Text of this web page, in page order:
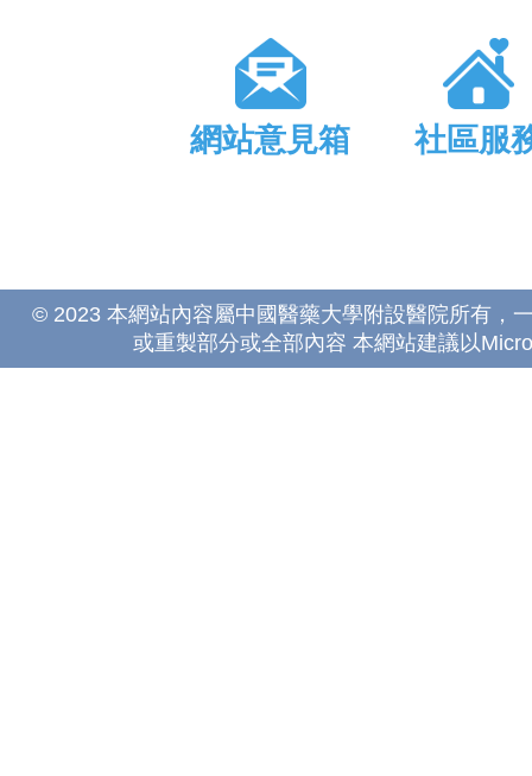
網站意見箱 社區服
© 2023 本網站內容屬中國醫藥大學附設醫院所有，
或重製部分或全部內容 本網站建議以